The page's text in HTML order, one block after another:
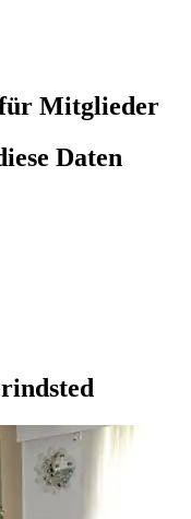
Mitglieder
Daten